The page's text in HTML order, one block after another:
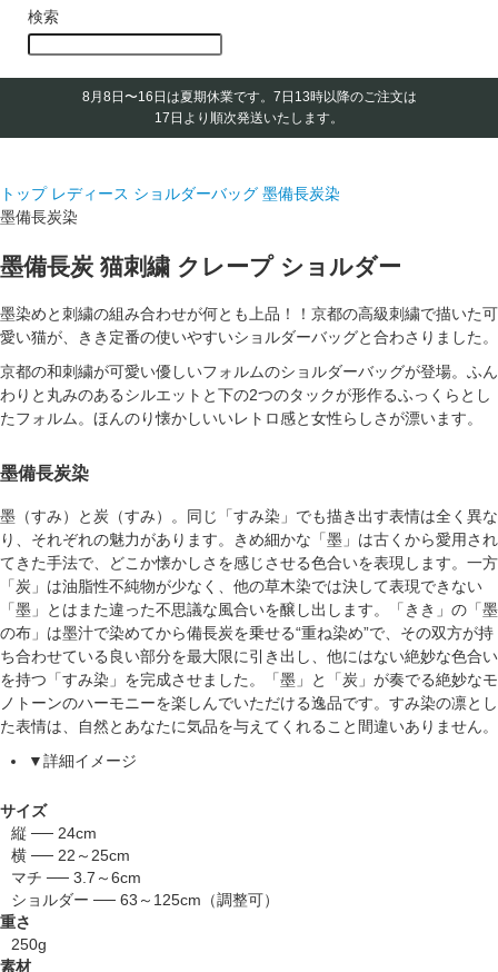
検索
8月8日〜16日は夏期休業です。 7日13時以降のご注文は
17日より順次発送いたします。
トップ レディース ショルダーバッグ 墨備長炭染
墨備長炭染
墨備長炭 猫刺繍 クレープ ショルダー
墨染めと刺繍の組み合わせが何とも上品！！京都の高級刺繍で描いた可
愛い猫が、きき定番の使いやすいショルダーバッグと合わさりました。
京都の和刺繍が可愛い優しいフォルムのショルダーバッグが登場。ふん
わりと丸みのあるシルエットと下の2つのタックが形作るふっくらとし
たフォルム。ほんのり懐かしいいレトロ感と女性らしさが漂います。
墨備長炭染
墨（すみ）と炭（すみ）。同じ「すみ染」でも描き出す表情は全く異な
り、それぞれの魅力があります。きめ細かな「墨」は古くから愛用され
てきた手法で、どこか懐かしさを感じさせる色合いを表現します。一方
「炭」は油脂性不純物が少なく、他の草木染では決して表現できない
「墨」とはまた違った不思議な風合いを醸し出します。「きき」の「墨
の布」は墨汁で染めてから備長炭を乗せる“重ね染め”で、その双方が持
ち合わせている良い部分を最大限に引き出し、他にはない絶妙な色合い
を持つ「すみ染」を完成させました。「墨」と「炭」が奏でる絶妙なモ
ノトーンのハーモニーを楽しんでいただける逸品です。すみ染の凛とし
た表情は、自然とあなたに気品を与えてくれること間違いありません。
▼詳細イメージ
サイズ
縦 ── 24cm
横 ── 22～25cm
マチ ── 3.7～6cm
ショルダー ── 63～125cm（調整可）
重さ
250g
素材